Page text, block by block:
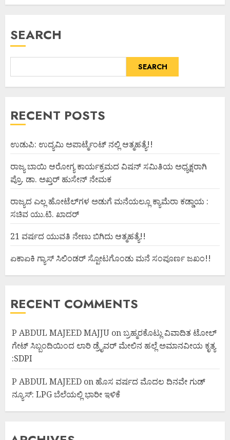
SEARCH
SEARCH
RECENT POSTS
ಉಡುಪಿ: ಉದ್ಯಮಿ ಅಪಾರ್ಟ್ಮೆಂಟ್ ನಲ್ಲಿ ಆತ್ಮಹತ್ಯೆ!!
ರಾಜ್ಯ ಬಾಯಿ ಆರೋಗ್ಯ ಕಾರ್ಯಕ್ರಮದ ವಿಷನ್ ಸಮಿತಿಯ ಅಧ್ಯಕ್ಷರಾಗಿ
ಪ್ರೊ. ಡಾ. ಅಖ್ತರ್ ಹುಸೇನ್ ನೇಮಕ
ರಾಜ್ಯದ ಎಲ್ಲ ಹೋಟೆಲ್‌ಗಳ ಅಡುಗೆ ಮನೆಯಲ್ಲೂ ಕ್ಯಾಮೆರಾ ಕಡ್ಡಾಯ :
ಸಚಿವ ಯು.ಟಿ. ಖಾದರ್
21 ವರ್ಷದ ಯುವತಿ ನೇಣು ಬಿಗಿದು ಆತ್ಮಹತ್ಯೆ!!
ಏಕಾಏಕಿ ಗ್ಯಾಸ್ ಸಿಲಿಂಡರ್ ಸ್ಪೋಟಗೊಂಡು ಮನೆ ಸಂಪೂರ್ಣ ಜಖಂ!!
RECENT COMMENTS
P ABDUL MAJEED MAJJU onಬ್ರಹ್ಮರಕೊಟ್ಲು ವಿವಾದಿತ ಟೋಲ್
ಗೇಟ್ ಸಿಬ್ಬಂದಿಯಿಂದ ಲಾರಿ ಡ್ರೈವರ್ ಮೇಲಿನ ಹಲ್ಲೆ ಅಮಾನವೀಯ ಕೃತ್ಯ
:SDPI
P ABDUL MAJEED on ಹೊಸ ವರ್ಷದ ಮೊದಲ ದಿನವೇ ಗುಡ್
ನ್ಯೂಸ್: LPG ಬೆಲೆಯಲ್ಲಿ ಭಾರೀ ಇಳಿಕೆ